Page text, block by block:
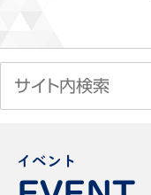
イベント